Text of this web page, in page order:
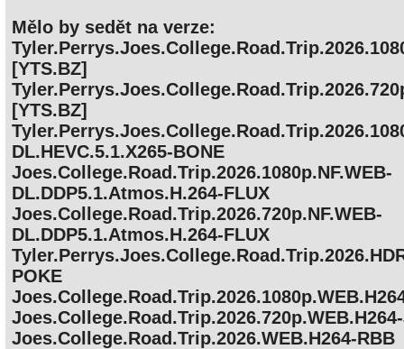
Mělo by sedět na verze:
[YTS.BZ]
[YTS.BZ]
DL.HEVC.5.1.X265-BONE
Joes.College.Road.Trip.2026.1080p.NF.WEB-
DL.DDP5.1.Atmos.H.264-FLUX
Joes.College.Road.Trip.2026.720p.NF.WEB-
DL.DDP5.1.Atmos.H.264-FLUX
POKE
Joes.College.Road.Trip.2026.WEB.H264-RBB